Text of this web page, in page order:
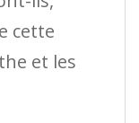
cette
et les